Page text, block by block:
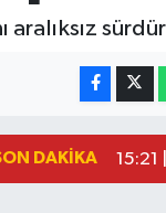
DAKIKA 15:21 |